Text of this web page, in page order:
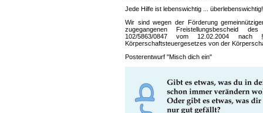
Jede Hilfe ist lebenswichtig ... überlebenswichtig!
Wir sind wegen der Förderung
zugegangenen Freistellungsbescheid
102/5863/0847 vom 12.02.2004
Körperschaftsteuergesetzes von der
Posterentwurf "Misch dich ein"